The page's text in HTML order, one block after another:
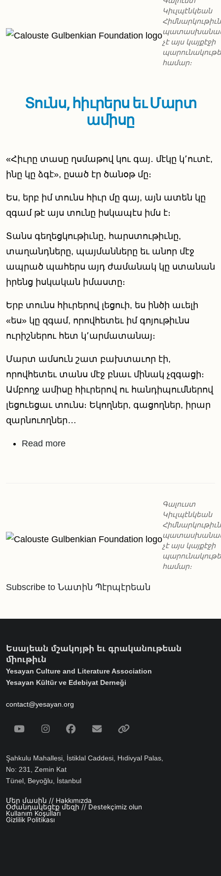
Կիւլպէնկեան
չէ այս կայքէջի
համար։
Տունս, հիւրերս եւ Մարտ
ամիսը
«Հիւրը տասը ղսմաթով կու գայ․ մէկը կ՚ուտէ,
ինը կը ձգէ», ըսած էր ծանօթ մը։
Ես, երբ իմ տունս հիւր մը գայ, այն ատեն կը
զգամ թէ այս տունը իսկապէս իմս է։
Տանս գեղեցկութիւնը, հարստութիւնը,
տաղանդները, պայմանները եւ անոր մէջ
ապրած պահերս այդ ժամանակ կը ստանան
իրենց իսկական իմաստը։
Երբ տունս հիւրերով լեցուի, ես ինծի աւելի
«ես» կը զգամ, որովհետեւ իմ գոյութիւնս
ուրիշներու հետ կ՚արմատանայ։
Մարտ ամսուն շատ բախտաւոր էի,
որովհետեւ տանս մէջ բնաւ մինակ չզգացի։
Ամբողջ ամիսը հիւրերով ու հանդիպումներով
լեցուեցաւ տունս։ Եկողներ, գացողներ, իրար
զարնուողներ…
Read moreabout Տունս, հիւրերս եւ Մարտ
Գալուստ
Կիւլպէնկեան
չէ այս կայքէջի
համար։
Subscribe to Նատին Պէրպէրեան
Եսայեան մշակոյթի եւ գրականութեան
միութիւն
Yesayan Culture and Literature Association
Yesayan Kültür ve Edebiyat Derneği
contact@yesayan.org
Social Media
YoutubeInstagramFacebook
Email
Şahkulu Mahallesi, İstiklal Caddesi, Hıdivyal Palas,
No: 231, Zemin Kat
Tünel, Beyoğlu, İstanbul
Footer menu
Մեր մասին // Hakkımızda
Օժանդակեցէք մեզի // Destekçimiz olun
Kullanım Koşulları
Gizlilik Politikası